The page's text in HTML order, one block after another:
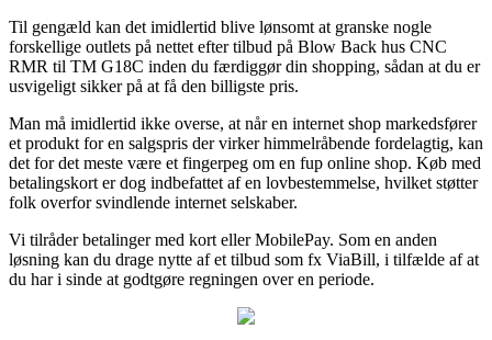
Til gengæld kan det imidlertid blive lønsomt at granske nogle
forskellige outlets på nettet efter tilbud på Blow Back hus CNC
RMR til TM G18C inden du færdiggør din shopping, sådan at du er
usvigeligt sikker på at få den billigste pris.
Man må imidlertid ikke overse, at når en internet shop markedsfører
et produkt for en salgspris der virker himmelråbende fordelagtig, kan
det for det meste være et fingerpeg om en fup online shop. Køb med
betalingskort er dog indbefattet af en lovbestemmelse, hvilket støtter
folk overfor svindlende internet selskaber.
Vi tilråder betalinger med kort eller MobilePay. Som en anden
løsning kan du drage nytte af et tilbud som fx ViaBill, i tilfælde af at
du har i sinde at godtgøre regningen over en periode.